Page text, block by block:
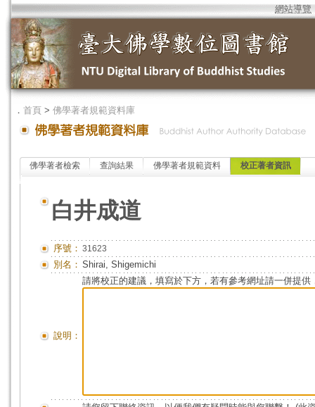
網站導覽
． 首頁 > 佛學著者規範資料庫
佛學著者檢索 查詢結果 佛學著者規範資料 校正著者資訊
白井成道
序號： 31623
別名： Shirai, Shigemichi
說明：
請將校正的建議，填寫於下方，若有參考網址請一併提供